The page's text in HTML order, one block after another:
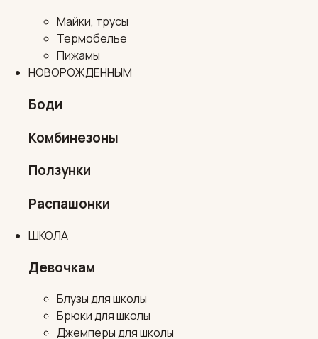
Майки, трусы
Термобелье
Пижамы
НОВОРОЖДЕННЫМ
Боди
Комбинезоны
Ползунки
Распашонки
ШКОЛА
Девочкам
Блузы для школы
Брюки для школы
Джемперы для школы